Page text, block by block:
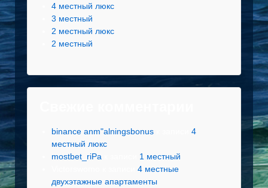
4 местный люкс
3 местный
2 местный люкс
2 местный
binance anm"alningsbonus
4
местный люкс
mostbet_riPa
1 местный
4 местные
двухэтажные апартаменты